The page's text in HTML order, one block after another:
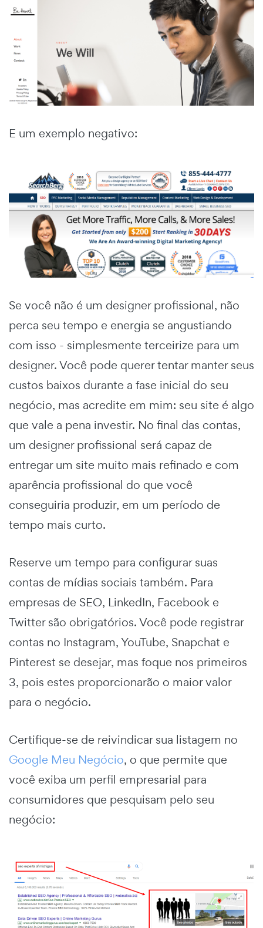
E um exemplo negativo:
Se você não é um designer profissional, não
perca seu tempo e energia se angustiando
com isso - simplesmente terceirize para um
designer. Você pode querer tentar manter seus
custos baixos durante a fase inicial do seu
negócio, mas acredite em mim: seu site é algo
que vale a pena investir. No final das contas,
um designer profissional será capaz de
entregar um site muito mais refinado e com
aparência profissional do que você
conseguiria produzir, em um período de
tempo mais curto.
Reserve um tempo para configurar suas
contas de mídias sociais também. Para
empresas de SEO, LinkedIn, Facebook e
Twitter são obrigatórios. Você pode registrar
contas no Instagram, YouTube, Snapchat e
Pinterest se desejar, mas foque nos primeiros
3, pois estes proporcionarão o maior valor
para o negócio.
Certifique-se de reivindicar sua listagem no
Google Meu Negócio, o que permite que
você exiba um perfil empresarial para
consumidores que pesquisam pelo seu
negócio: